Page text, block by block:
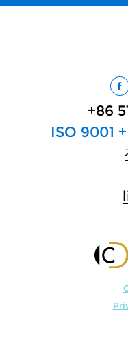
+86
ISO 9001